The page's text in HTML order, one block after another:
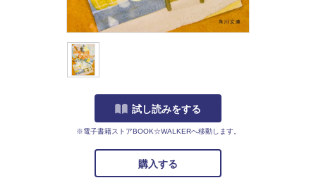
試し読みをする
※電子書籍ストアBOOK☆WALKERへ移動します。
購入する